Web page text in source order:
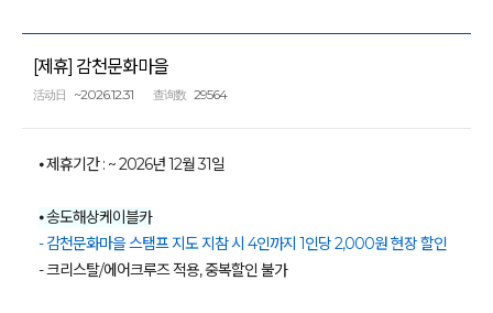
[제휴] 감천문화마을
活动日 ~2026.12.31 查询数 29564
⦁ 제휴기간 : ~ 2026년 12월 31일
⦁ 송도해상케이블카
- 감천문화마을 스탬프 지도 지참 시 4인까지 1인당 2,000원 현장 할인
- 크리스탈/에어크루즈 적용, 중복할인 불가